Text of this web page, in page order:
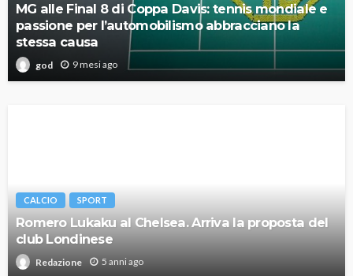
MG alle Final 8 di Coppa Davis: tennis mondiale e
passione per l’automobilismo abbracciano la
stessa causa
god 9 mesi ago
CALCIO SPORT
Romero Lukaku al Chelsea. Arriva la proposta del
club Londinese
Redazione 5 anni ago